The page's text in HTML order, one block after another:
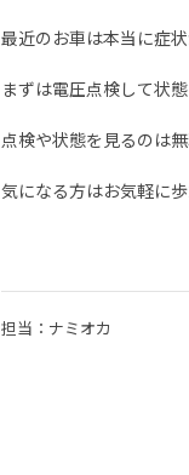
最近のお車は本当に症
まずは電圧点検して状
点検や状態を見るのは
気になる方はお気軽に
担当：ナミオカ